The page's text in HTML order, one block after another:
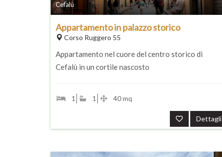
Cefalù
Appartamento in palazzo storico
Corso Ruggero 55
Appartamento nel cuore del centro storico di
Cefalù in un cortile nascosto
1 1 40 mq
Dettagli